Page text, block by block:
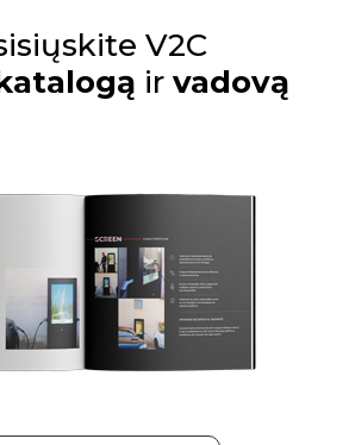
V2C
ir vadovą